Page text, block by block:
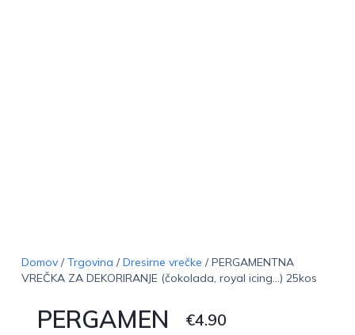
Domov/Trgovina /Dresirne vrečke / PERGAMENTNA
VREČKA ZA DEKORIRANJE (čokolada, royal icing…) 25kos
PERGAMEN
€4.90